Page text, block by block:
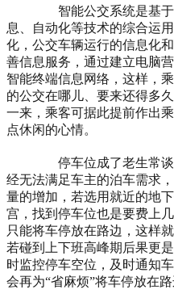
智能公交系统是基于
息、自动化等技术的综合运
化，公交车辆运行的信息化
善信息服务，通过建立电脑
智能终端信息网络，这样，
的公交在哪儿、要来还得多
一来，乘客可据此提前作出
点休闲的心情。
停车位成了老生常谈
经无法满足车主的泊车需求
量的增加，若选用就近的地
宫，找到停车位也是要费上
只能将车停放在路边，这样
若碰到上下班高峰期后果更
时监控停车空位，及时通知
会再为“省麻烦”将车停放在路